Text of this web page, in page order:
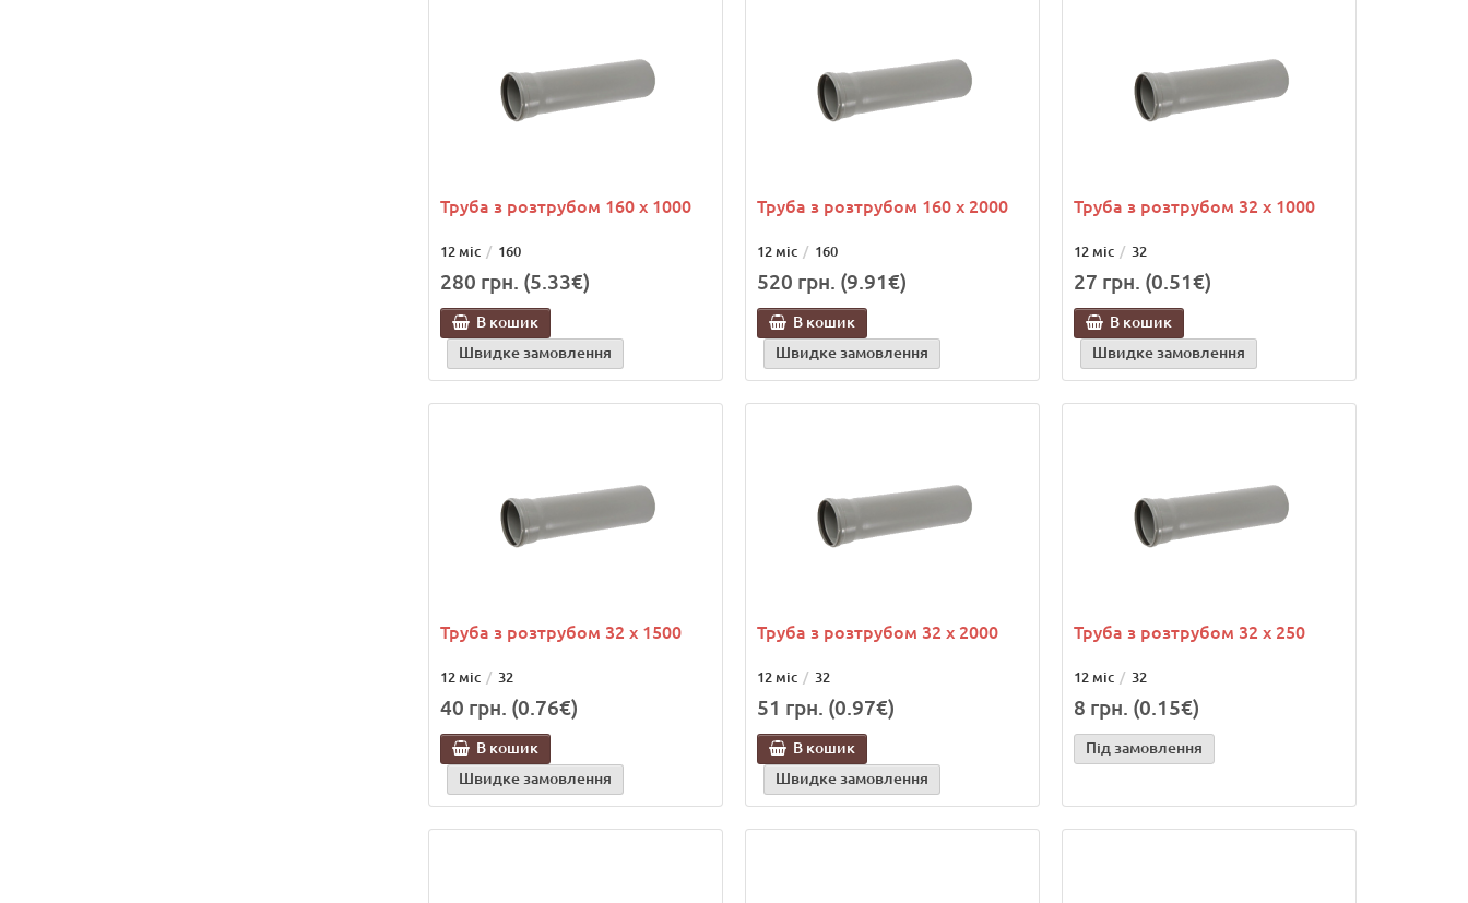
Труба з розтрубом 160 х 1000
12 міс 160
280 грн. (5.33€)
В кошик
Швидке замовлення
Труба з розтрубом 160 х 2000
12 міс 160
520 грн. (9.91€)
В кошик
Швидке замовлення
Труба з розтрубом 32 х 1000
12 міс 32
27 грн. (0.51€)
В кошик
Швидке замовлення
Труба з розтрубом 32 х 1500
12 міс 32
40 грн. (0.76€)
В кошик
Швидке замовлення
Труба з розтрубом 32 х 2000
12 міс 32
51 грн. (0.97€)
В кошик
Швидке замовлення
Труба з розтрубом 32 х 250
12 міс 32
8 грн. (0.15€)
Під замовлення